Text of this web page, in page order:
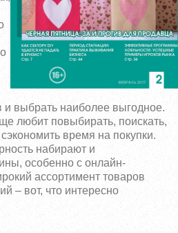
выбрать наиболее выгодное.
любит повыбирать, поискать,
время на покупки.
набирают и
особенно с онлайн-
ассортимент товаров
– вот, что интересно